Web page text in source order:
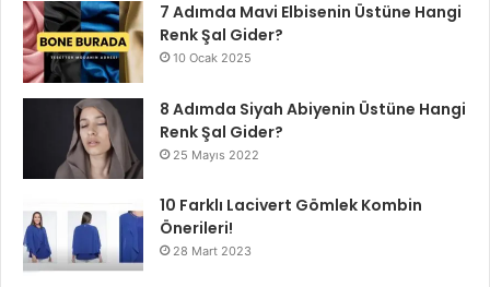
7 Adımda Mavi Elbisenin Üstüne Hangi
Renk Şal Gider?
10 Ocak 2025
8 Adımda Siyah Abiyenin Üstüne Hangi
Renk Şal Gider?
25 Mayıs 2022
10 Farklı Lacivert Gömlek Kombin
Önerileri!
28 Mart 2023